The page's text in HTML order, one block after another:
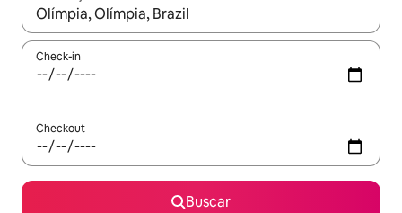
Quando os resultados estiverem disponíveis, explore-os
Check-in
Checkout
Buscar